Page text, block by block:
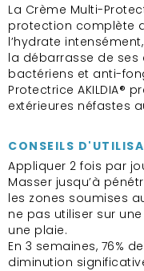
La Crème Multi-
protection complète
l’hydrate
la débarrasse de ses
bactériens et anti-
Protectrice AKILDIA®
extérieures néfastes
CONSEILS
Appliquer 2 fois par
Masser jusqu’à
les zones soumises
ne pas utiliser sur
une plaie.
En 3 semaines, 76%
diminution